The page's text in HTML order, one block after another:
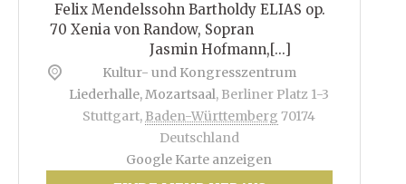
Felix Mendelssohn Bartholdy ELIAS op.
70 Xenia von Randow, Sopran
Jasmin Hofmann,[...]
Kultur- und Kongresszentrum
Liederhalle, Mozartsaal, Berliner Platz 1-3
Stuttgart, Baden-Württemberg 70174
Deutschland
Google Karte anzeigen